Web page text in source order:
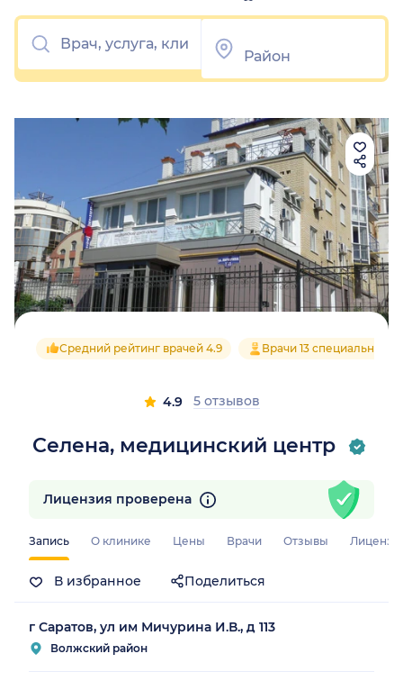
обл.)
Селена, медицинский центр
Средний рейтинг врачей 4.9 Врачи 13
4.9 5 отзывов
Запись О клинике Цены Врачи Отзывы
В избранное Поделиться
Лицензия проверена
г Саратов, ул им Мичурина И.В., д 113
Волжский район